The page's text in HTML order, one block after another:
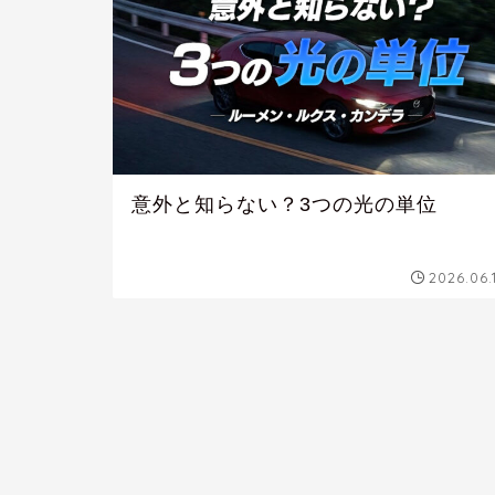
意外と知らない？3つの光の単位